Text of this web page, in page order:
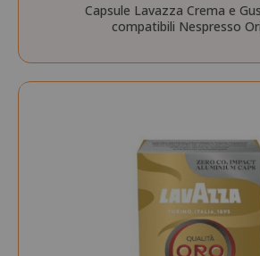
Capsule Lavazza Crema e
compatibili Nespresso